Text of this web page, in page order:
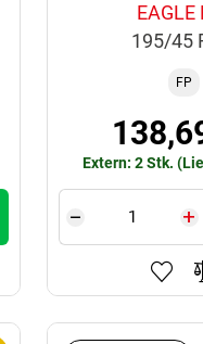
EAGLE
195/45
FP
Extern: 2 Stk.